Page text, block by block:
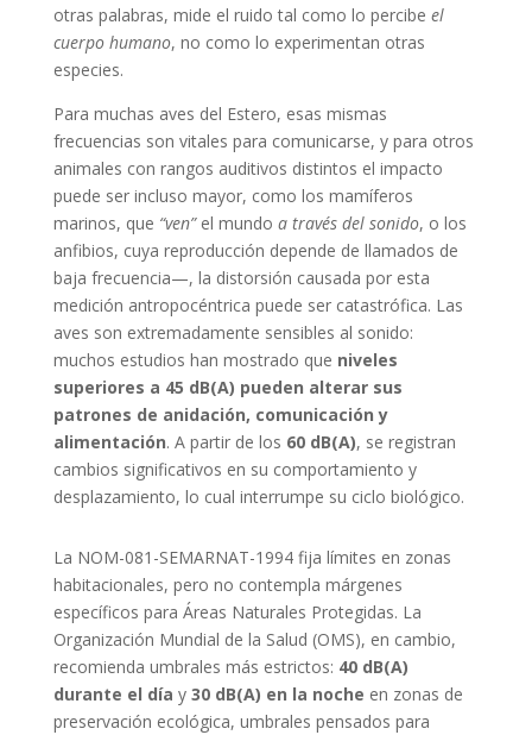
otras palabras, mide el ruido tal como lo percibe el
cuerpo humano, no como lo experimentan otras
especies.
Para muchas aves del Estero, esas mismas
frecuencias son vitales para comunicarse, y para otros
animales con rangos auditivos distintos el impacto
puede ser incluso mayor, como los mamíferos
marinos, que “ven”el mundo a través del sonido, o los
anfibios, cuya reproducción depende de llamados de
baja frecuencia—, la distorsión causada por esta
medición antropocéntrica puede ser catastrófica. Las
aves son extremadamente sensibles al sonido:
muchos estudios han mostrado que niveles
superiores a 45 dB(A) pueden alterar sus
patrones de anidación, comunicación y
alimentación. A partir de los 60 dB(A), se registran
cambios significativos en su comportamiento y
desplazamiento, lo cual interrumpe su ciclo biológico.
La NOM-081-SEMARNAT-1994 fija límites en zonas
habitacionales, pero no contempla márgenes
específicos para Áreas Naturales Protegidas. La
Organización Mundial de la Salud (OMS), en cambio,
recomienda umbrales más estrictos: 40 dB(A)
durante el día y 30 dB(A) en la noche en zonas de
preservación ecológica, umbrales pensados para